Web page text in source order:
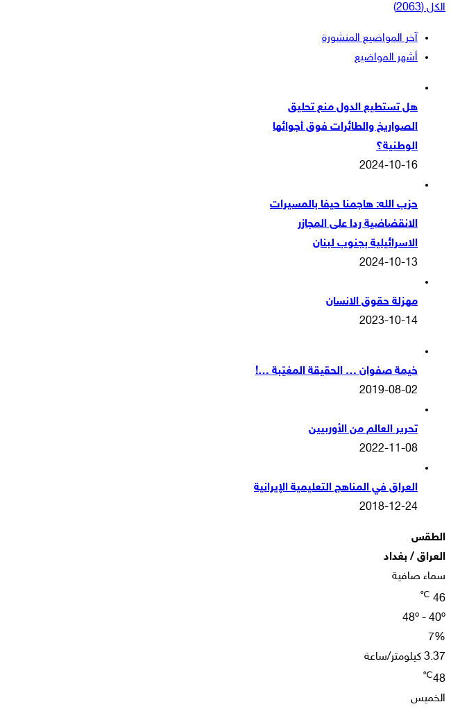
الكل (2063)
آخر المواضيع المنشورة
أشهر المواضيع
هل تستطيع الدول منع تحليق
الصواريخ والطائرات فوق أجوائها
الوطنية؟
2024-10-16
حزب الله: هاجمنا حيفا بالمسيرات
الانقضاضية ردا على المجازر
الاسرائيلية بجنوب لبنان
2024-10-13
مهزلة حقوق الانسان
2023-10-14
خيمة صفوان … الحقيقة المغيّبة …!
2019-08-02
تحرير العالم من الأوربيين
2022-11-08
العراق في المناهج التعليمية الإيرانية
2018-12-24
الطقس
العراق / بغداد
سماء صافية
46
℃
48º - 40º
7%
3.37 كيلومتر/ساعة
48
℃
الخميس